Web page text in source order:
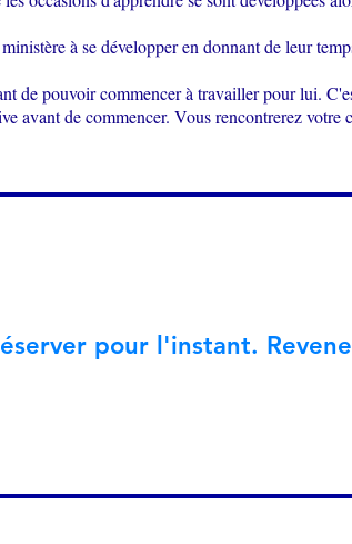
à se développer en donnant de leur
de pouvoir commencer à travailler pour lui.
avant de commencer. Vous rencontrerez
pour l'instant.